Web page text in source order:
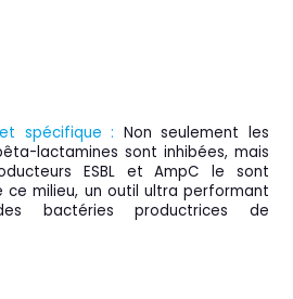
spécifique : Non seulement les
lactamines sont inhibées, mais
ESBL et AmpC le sont
milieu, un outil ultra performant
bactéries productrices de